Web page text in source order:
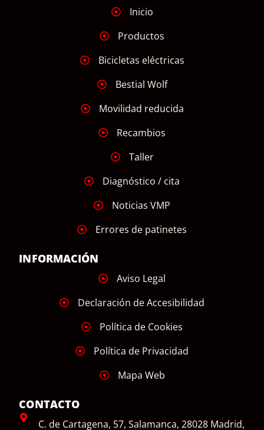
Inicio
Productos
Bicicletas eléctricas
Bestial Wolf
Movilidad reducida
Recambios
Taller
Diagnóstico / cita
Noticias VMP
Errores de patinetes
INFORMACIÓN
Aviso Legal
Declaración de Accesibilidad
Política de Cookies
Política de Privacidad
Mapa Web
CONTACTO
C. de Cartagena, 57, Salamanca, 28028 Madrid,